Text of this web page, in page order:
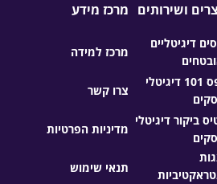
ושירותים
דיגיטליים
טופס 101 דיגיטלי
ביקור דיגיטלי
מרכז מידע
מרכז למידה
צרו קשר
מדיניות הפרטיות
תנאי שימוש